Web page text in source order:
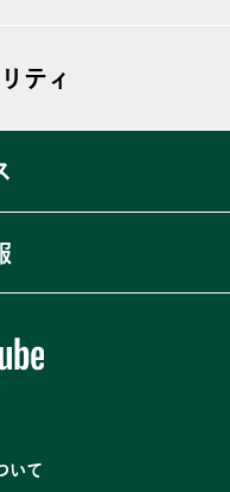
ージ
ティ
体制
の削減
いて